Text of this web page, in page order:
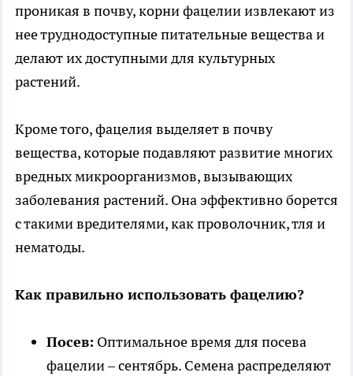
проникая в почву, корни фацелии извлекают из
нее труднодоступные питательные вещества и
делают их доступными для культурных
растений.
Кроме того, фацелия выделяет в почву
вещества, которые подавляют развитие многих
вредных микроорганизмов, вызывающих
заболевания растений. Она эффективно борется
с такими вредителями, как проволочник, тля и
нематоды.
Как правильно использовать фацелию?
Посев: Оптимальное время для посева
фацелии – сентябрь. Семена распределяют